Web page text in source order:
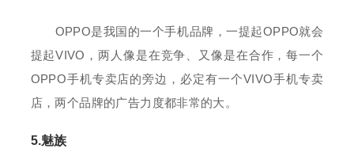
OPPO是我国的一个手机品牌，一提起OPPO就会
提起VIVO，两人像是在竞争、又像是在合作，每一个
OPPO手机专卖店的旁边，必定有一个VIVO手机专卖
店，两个品牌的广告力度都非常的大。
5.魅族